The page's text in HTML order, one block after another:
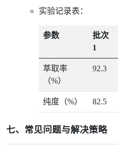
实验记录表：
参数
批次
1
萃取率
（%）
92.3
纯度（%） 82.5
七、常见问题与解决策略